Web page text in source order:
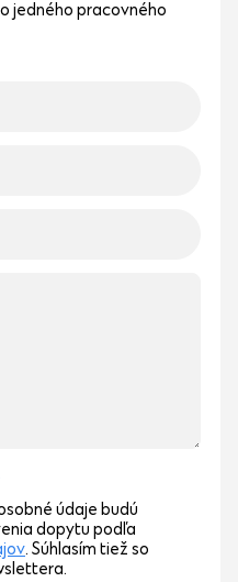
jedného pracovného
údaje budú
dopytu podľa
. Súhlasím tiež so